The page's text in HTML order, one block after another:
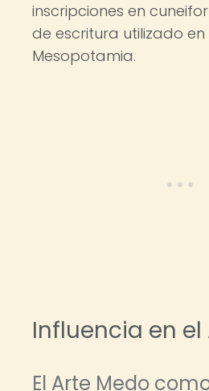
inscripciones en
de escritura utilizado
Mesopotamia.
Influencia en el
El Arte Medo